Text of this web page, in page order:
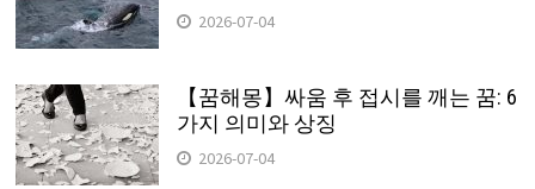
2026-07-04
【꿈해몽】싸움 후 접시를 깨는 꿈: 6
가지 의미와 상징
2026-07-04